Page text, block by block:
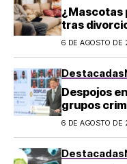
¿Mascotas
tras
6 DE AGOSTO DE
Destacadas
Despojos
grupos
6 DE AGOSTO DE
Destacadas